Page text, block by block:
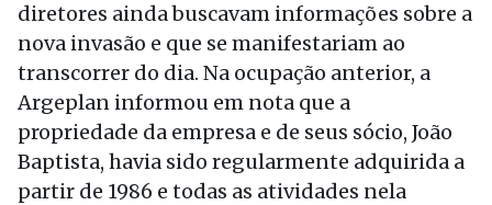
diretores ainda buscavam informações sobre a
nova invasão e que se manifestariam ao
transcorrer do dia. Na ocupação anterior, a
Argeplan informou em nota que a
propriedade da empresa e de seus sócio, João
Baptista, havia sido regularmente adquirida a
partir de 1986 e todas as atividades nela